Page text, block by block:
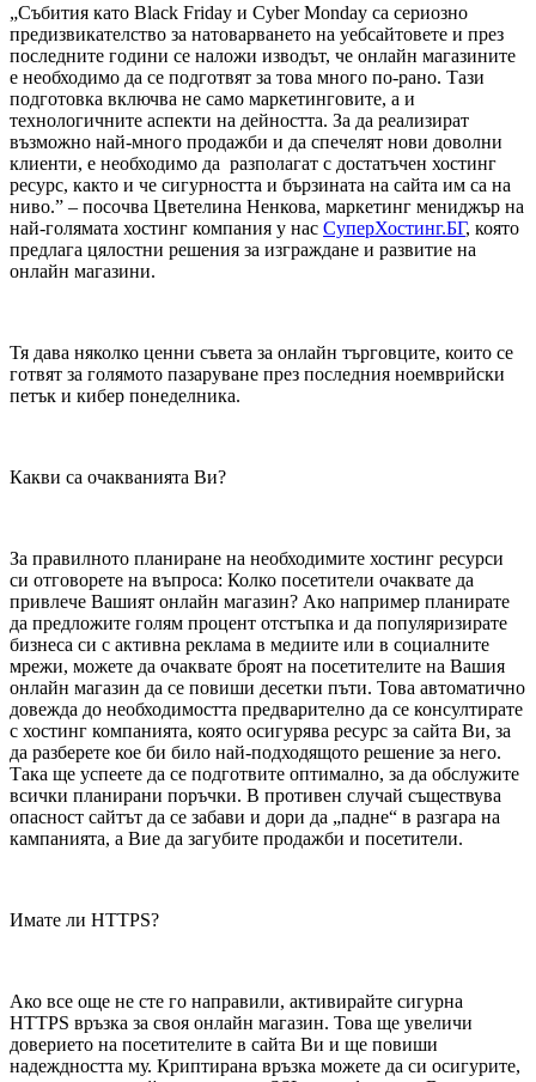
„Събития като Black Friday и Cyber Monday са сериозно
предизвикателство за натоварването на уебсайтовете и през
последните години се наложи изводът, че онлайн магазините
е необходимо да се подготвят за това много по-рано. Тази
подготовка включва не само маркетинговите, а и
технологичните аспекти на дейността. За да реализират
възможно най-много продажби и да спечелят нови доволни
клиенти, е необходимо да разполагат с достатъчен хостинг
ресурс, както и че сигурността и бързината на сайта им са на
ниво.” – посочва Цветелина Ненкова, маркетинг мениджър на
най-голямата хостинг компания у нас СуперХостинг.БГ, която
предлага цялостни решения за изграждане и развитие на
онлайн магазини.
Тя дава няколко ценни съвета за онлайн търговците, които се
готвят за голямото пазаруване през последния ноемврийски
петък и кибер понеделника.
Какви са очакванията Ви?
За правилното планиране на необходимите хостинг ресурси
си отговорете на въпроса: Колко посетители очаквате да
привлече Вашият онлайн магазин? Ако например планирате
да предложите голям процент отстъпка и да популяризирате
бизнеса си с активна реклама в медиите или в социалните
мрежи, можете да очаквате броят на посетителите на Вашия
онлайн магазин да се повиши десетки пъти. Това автоматично
довежда до необходимостта предварително да се консултирате
с хостинг компанията, която осигурява ресурс за сайта Ви, за
да разберете кое би било най-подходящото решение за него.
Така ще успеете да се подготвите оптимално, за да обслужите
всички планирани поръчки. В противен случай съществува
опасност сайтът да се забави и дори да „падне“ в разгара на
кампанията, а Вие да загубите продажби и посетители.
Имате ли HTTPS?
Ако все още не сте го направили, активирайте сигурна
HTTPS връзка за своя онлайн магазин. Това ще увеличи
доверието на посетителите в сайта Ви и ще повиши
надеждността му. Криптирана връзка можете да си осигурите,